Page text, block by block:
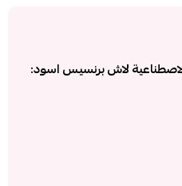
لاش برنسيس اسود: